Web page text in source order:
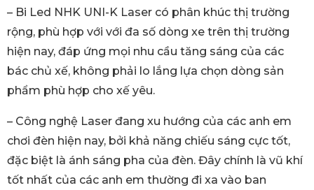
– Bi Led NHK UNI-K Laser có phân khúc thị trường
rộng, phù hợp với với đa số dòng xe trên thị trường
hiện nay, đáp ứng mọi nhu cầu tăng sáng của các
bác chủ xế, không phải lo lắng lựa chọn dòng sản
phẩm phù hợp cho xế yêu.
– Công nghệ Laser đang xu hướng của các anh em
chơi đèn hiện nay, bởi khả năng chiếu sáng cực tốt,
đặc biệt là ánh sáng pha của đèn. Đây chính là vũ khí
tốt nhất của các anh em thường đi xa vào ban